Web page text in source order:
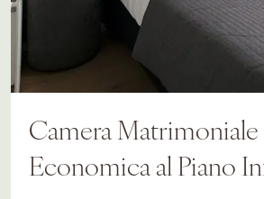
Camera Matrimoniale
Economica al Piano